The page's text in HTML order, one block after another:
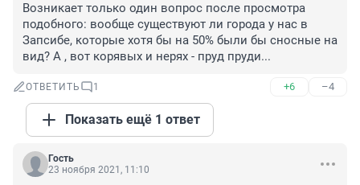
Возникает только один вопрос после просмотра
подобного: вообще существуют ли города у нас в
Запсибе, которые хотя бы на 50% были бы сносные на
вид? А , вот корявых и нерях - пруд пруди...
ОТВЕТИТЬ 1 +6 –4
Показать ещё 1 ответ
Гость
23 ноября 2021, 11:10